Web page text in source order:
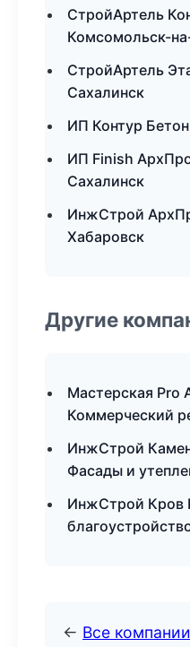
СтройАртель
Комсомольск-
СтройАртель
Сахалинск
ИП Контур
ИП Finish
Сахалинск
ИнжСтрой
Хабаровск
Другие
Мастерская Pro
Коммерческий
ИнжСтрой
Фасады и
ИнжСтрой Кров
← Все